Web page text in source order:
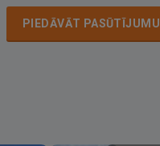
PIEDĀVĀT PASŪTĪJUMU